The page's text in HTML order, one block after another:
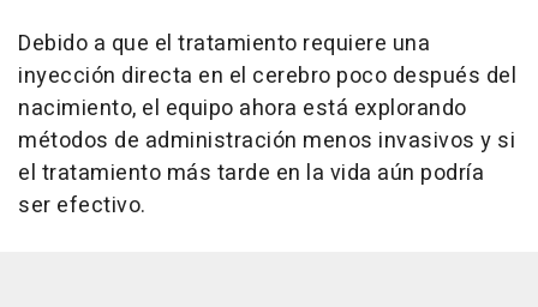
Debido a que el tratamiento requiere una
inyección directa en el cerebro poco después del
nacimiento, el equipo ahora está explorando
métodos de administración menos invasivos y si
el tratamiento más tarde en la vida aún podría
ser efectivo.